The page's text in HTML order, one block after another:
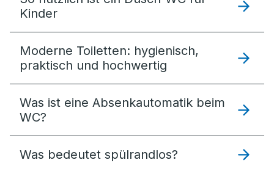
Kinder
Moderne Toiletten: hygienisch,
praktisch und hochwertig
Was ist eine Absenkautomatik beim
WC?
Was bedeutet spülrandlos?